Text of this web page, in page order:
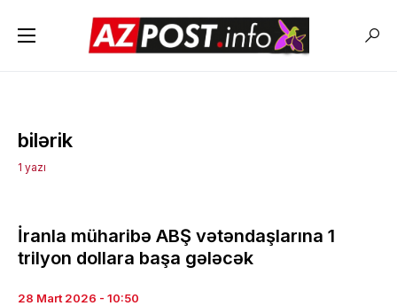
bilərik
1 yazı
İranla müharibə ABŞ vətəndaşlarına 1
trilyon dollara başa gələcək
28 Mart 2026 - 10:50